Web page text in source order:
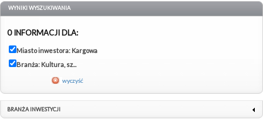
WYNIKI WYSZUKIWANIA
0 INFORMACJI DLA:
Miasto inwestora: Kargowa
Branża: Kultura, sz...
wyczyść
BRANŻA INWESTYCJI